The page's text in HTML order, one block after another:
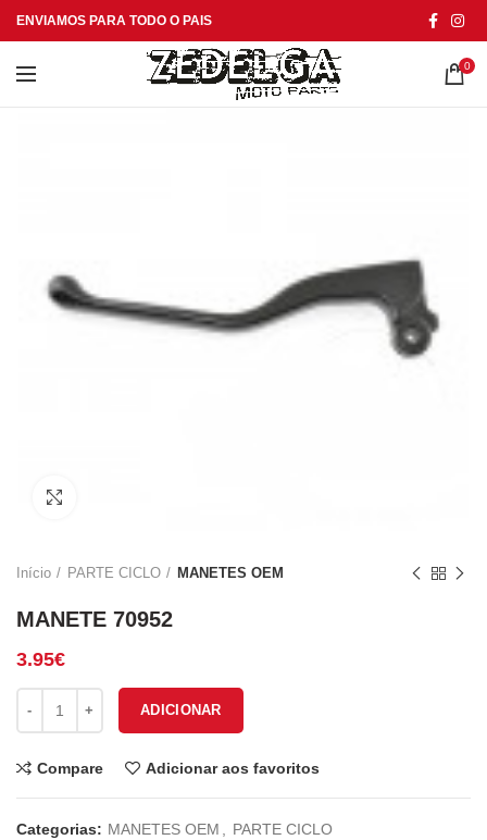
ENVIAMOS PARA TODO O PAIS
0
Início PARTE CICLO MANETES OEM
MANETE 70952
3.95€
ADICIONAR
Compare Adicionar aos favoritos
Categorias: MANETES OEM PARTE CICLO